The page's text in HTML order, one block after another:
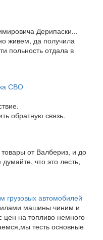
Дерипаски...
живем, да получила
польность отдала в
СВО
обратную связь.
от Валбериз, и до
что это лесть,
грузовых автомобилей
машины чиним и
цен на топливо немного
тесть основные